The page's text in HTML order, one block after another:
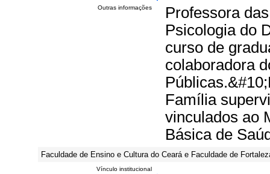
Outras informações
Professora
Psicologia do
curso de
colaboradora
Família
vinculados ao
Básica de
Faculdade de Ensino e Cultura do Ceará e Faculdade de
Vínculo institucional